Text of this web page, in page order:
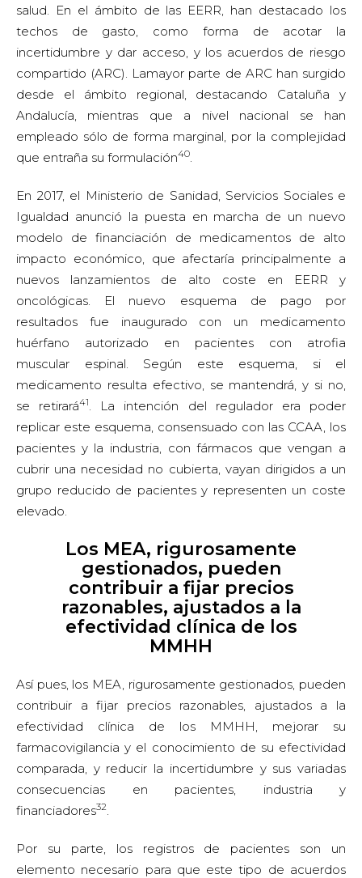
salud. En el ámbito de las EERR, han destacado los
techos de gasto, como forma de acotar la
incertidumbre y dar acceso, y los acuerdos de riesgo
compartido (ARC). Lamayor parte de ARC han surgido
desde el ámbito regional, destacando Cataluña y
Andalucía, mientras que a nivel nacional se han
empleado sólo de forma marginal, por la complejidad
que entraña su formulación40
En 2017, el Ministerio de Sanidad, Servicios Sociales e
Igualdad anunció la puesta en marcha de un nuevo
modelo de financiación de medicamentos de alto
impacto económico, que afectaría principalmente a
nuevos lanzamientos de alto coste en EERR y
oncológicas. El nuevo esquema de pago por
resultados fue inaugurado con un medicamento
huérfano autorizado en pacientes con atrofia
muscular espinal. Según este esquema, si el
medicamento resulta efectivo, se mantendrá, y si no,
se retirará41
. La intención del regulador era poder
replicar este esquema, consensuado con las CCAA, los
pacientes y la industria, con fármacos que vengan a
cubrir una necesidad no cubierta, vayan dirigidos a un
grupo reducido de pacientes y representen un coste
elevado.
Los MEA, rigurosamente
gestionados, pueden
contribuir a fijar precios
razonables, ajustados a la
efectividad clínica de los
MMHH
Así pues, los MEA, rigurosamente gestionados, pueden
contribuir a fijar precios razonables, ajustados a la
efectividad clínica de los MMHH, mejorar su
farmacovigilancia y el conocimiento de su efectividad
comparada, y reducir la incertidumbre y sus variadas
consecuencias en pacientes, industria y
financiadores32
Por su parte, los registros de pacientes son un
elemento necesario para que este tipo de acuerdos